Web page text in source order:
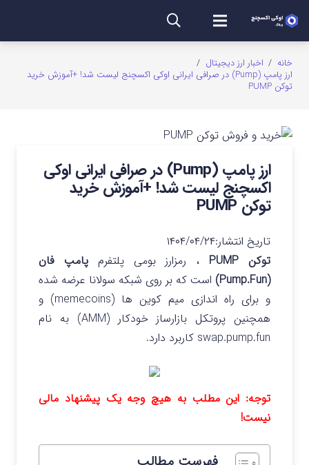
خانه / اخبار ارز دیجیتال /
ارز پامپ (Pump) در صرافی ایرانی اوکی اکسچنج لیست شد! +آموزش خرید
توکن PUMP
ارز پامپ (Pump) در صرافی ایرانی اوکی
اکسچنج لیست شد! +آموزش خرید
توکن PUMP
تاریخ انتشار:۱۴۰۴/۰۴/۲۴
توکن PUMP
، رمزارز بومی پلتفرم پامپ فان
(Pump.Fun)
است که بر روی شبکه سولانا عرضه شده
و برای راه‌ اندازی میم‌ کوین‌ ها (memecoins) و
همچنین پروتکل بازارساز خودکار (AMM) به نام
swap.pump.fun کاربرد دارد.
توجه: این مطلب به هیچ وجه یک پیشنهاد مالی
نیست!